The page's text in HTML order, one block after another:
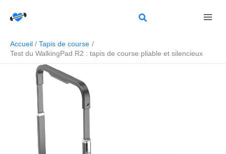
Accueil
Tapis de course
Test du WalkingPad R2 : tapis de course pliable et silencieux